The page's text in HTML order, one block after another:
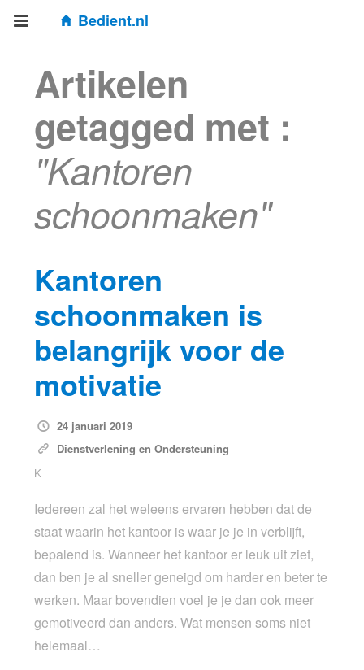
Bedient.nl
Artikelen
getagged met :
"Kantoren
schoonmaken"
Kantoren
schoonmaken is
belangrijk voor de
motivatie
24 januari 2019
Dienstverlening en Ondersteuning
K
Iedereen zal het weleens ervaren hebben dat de
staat waarin het kantoor is waar je je in verblijft,
bepalend is. Wanneer het kantoor er leuk uit ziet,
dan ben je al sneller geneigd om harder en beter te
werken. Maar bovendien voel je je dan ook meer
gemotiveerd dan anders. Wat mensen soms niet
helemaal…